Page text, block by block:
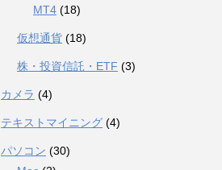
MT4 (18)
仮想通貨 (18)
株・投資信託・ETF (3)
カメラ (4)
テキストマイニング (4)
パソコン (30)